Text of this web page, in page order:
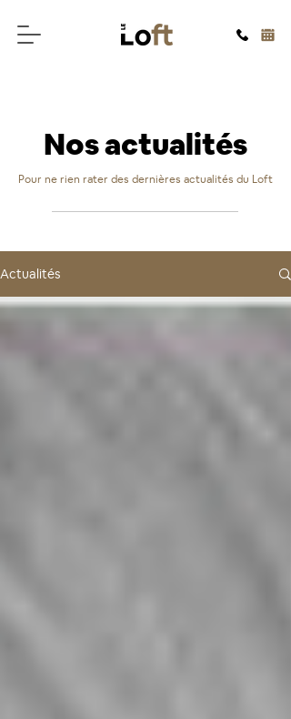
Nos actualités
Pour ne rien rater des dernières actualités du Loft
Actualités